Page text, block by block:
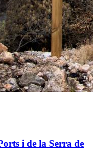
i de la Serra de